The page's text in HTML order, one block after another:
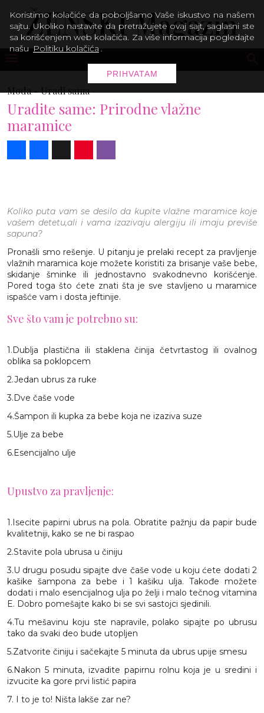
Moda -Uradi sama
Uradite same: Prirodne vlažne
maramice
Koliko puta vam se desilo da kupite vlažne maramice koje
vašem detetu,ali i vama izazivaju alergiju ili imaju previše
sapuna?
Pronašli smo rešenje. U pitanju je prelaki recept za pravljenje
vlažnih maramica koje možete koristiti za brisanje vaše bebe,
skidanje šminke ili jednostavno svakodnevno korišćenje.
Pored toga što ćete znati šta je sve stavljeno u maramice
ispašće vam i dosta jeftinije.
Sve što vam je potrebno su:
1.Dublja plastična ili staklena činija četvrtastog ili ovalnog
oblika sa poklopcem
2.Jedan ubrus za ruke
3.Dve čaše vode
4.Šampon ili kupka za bebe koja ne izaziva suze
5.Ulje za bebe
6.Esencijalno ulje
Upustvo za pravljenje:
1.Isecite papirni ubrus na pola. Obratite pažnju da papir bude
kvalitetniji, kako se ne bi raspao
2.Stavite pola ubrusa u činiju
3.U drugu posudu sipajte dve čaše vode u koju ćete dodati 2
kašike šampona za bebe i 1 kašiku ulja. Takođe možete
dodati i malo esencijalnog ulja po želji i malo tečnog vitamina
E. Dobro pomešajte kako bi se svi sastojci sjedinili.
4.Tu mešavinu koju ste napravile, polako sipajte po ubrusu
tako da svaki deo bude utopljen
5.Zatvorite činiju i sačekajte 5 minuta da ubrus upije smesu
6.Nakon 5 minuta, izvadite papirnu rolnu koja je u sredini i
izvucite ka gore prvi listić papira
7. I to je to! Ništa lakše zar ne?
Koristimo kolačiće da poboljšamo Vaše iskustvo na našem
sajtu. Ukoliko nastavite da pretražujete ovaj sajt, saglasni ste
sa korišćenjem web kolačića. Za više informacija pogledajte
našu Politiku kolačića .
PRIHVATAM